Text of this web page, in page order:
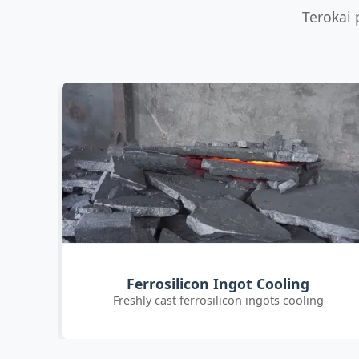
Terokai
Customer Quality Check
International clients inspecting FeSi inoculant